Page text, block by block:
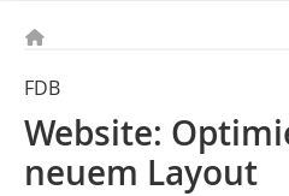
FDB
Website:
neuem Layout